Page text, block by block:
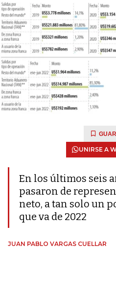
UNIRSE A
En los últimos seis
pasaron de
neto, a tan solo un
que va de 2022
JUAN PABLO VARGAS CUELLAR